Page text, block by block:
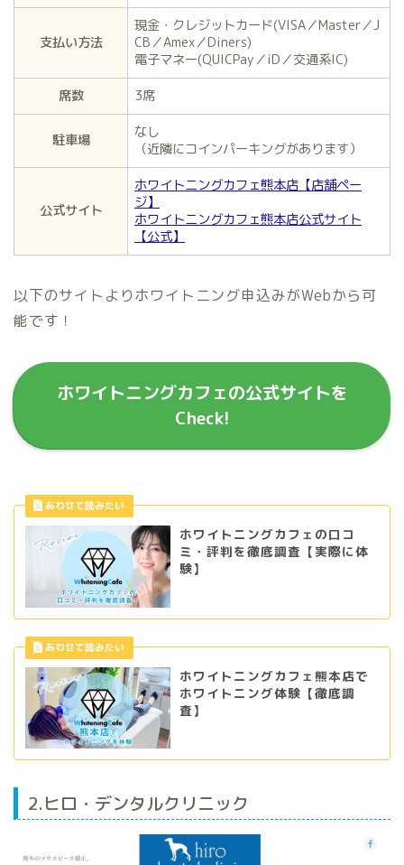
支払い方法
現金・クレジットカード(VISA／Master／J
CB／Amex／Diners)
電子マネー(QUICPay／iD／交通系IC)
席数
3席
駐車場
なし
（近隣にコインパーキングがあります）
公式サイト
ホワイトニングカフェ熊本店【店舗ペー
ジ】
ホワイトニングカフェ熊本店公式サイト
【公式】
以下のサイトよりホワイトニング申込みがWebから可
能です！
ホワイトニングカフェの公式サイトを
Check!
ホワイトニングカフェの口コ
ミ・評判を徹底調査【実際に体
験】
ホワイトニングカフェ熊本店で
ホワイトニング体験【徹底調
査】
2.ヒロ・デンタルクリニック